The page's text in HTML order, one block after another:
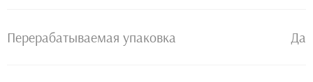
Перерабатываемая упаковка Да